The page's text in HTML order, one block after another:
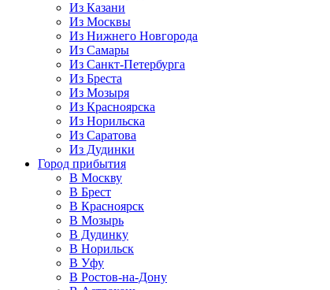
Из Казани
Из Москвы
Из Нижнего Новгорода
Из Самары
Из Санкт-Петербурга
Из Бреста
Из Мозыря
Из Красноярска
Из Норильска
Из Саратова
Из Дудинки
Город прибытия
В Москву
В Брест
В Красноярск
В Мозырь
В Дудинку
В Норильск
В Уфу
В Ростов-на-Дону